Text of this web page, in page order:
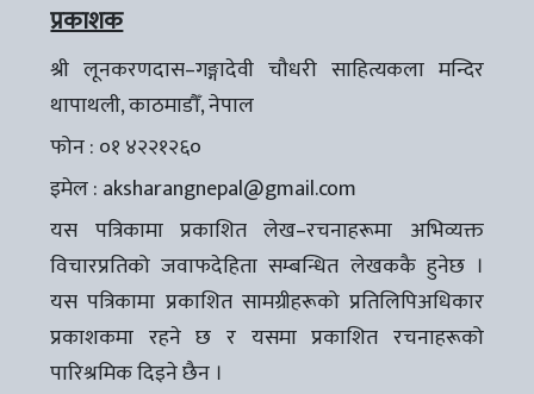
प्रकाशक
श्री लूनकरणदास–गङ्गादेवी चौधरी साहित्यकला मन्दिर
थापाथली, काठमाडौँ, नेपाल
फोन : ०१ ४२२१२६०
इमेल : aksharangnepal@gmail.com
यस पत्रिकामा प्रकाशित लेख–रचनाहरूमा अभिव्यक्त
विचारप्रतिको जवाफदेहिता सम्बन्धित लेखककै हुनेछ ।
यस पत्रिकामा प्रकाशित सामग्रीहरूको प्रतिलिपिअधिकार
प्रकाशकमा रहने छ र यसमा प्रकाशित रचनाहरूको
पारिश्रमिक दिइने छैन ।